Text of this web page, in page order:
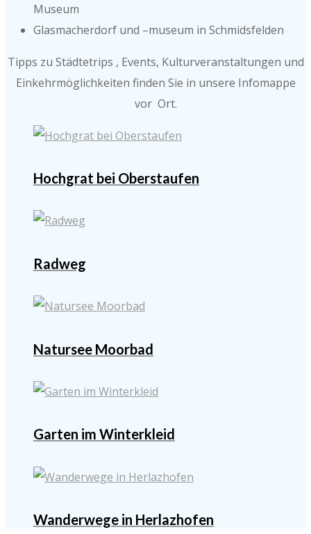
Museum
Glasmacherdorf und –museum in Schmidsfelden
Tipps zu Städtetrips , Events, Kulturveranstaltungen und
Einkehrmöglichkeiten finden Sie in unsere Infomappe
vor Ort.
Hochgrat bei Oberstaufen
Radweg
Natursee Moorbad
Garten im Winterkleid
Wanderwege in Herlazhofen